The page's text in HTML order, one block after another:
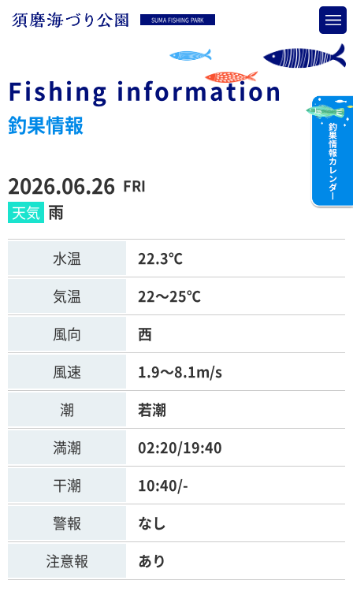
SUMA FISHING PARK
Fishing information
釣果情報
2026.06.26 FRI
雨
水温
22.3℃
気温
22～25℃
風向
西
風速
1.9～8.1m/s
潮
若潮
満潮
02:20/19:40
干潮
10:40/-
警報
なし
注意報
あり